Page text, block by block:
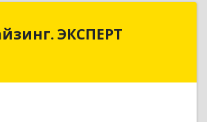
ЭКСПЕРТ
ЭКСПЕРТ
обл, Новошахтинск г,